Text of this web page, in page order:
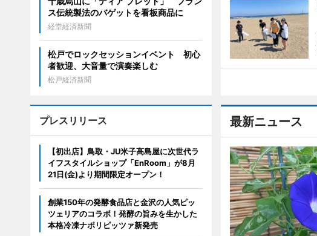
最新ニュース
ス伝統製法のバゲットを看板商品に
経堂経済新聞
松戸でロックセッションイベント 初心
者歓迎、大音量で演奏楽しむ
松戸経済新聞
プレスリリース
【初出店】鳥取・JU米子高島屋に次世代ラ
イフスタイルショップ「EnRoom」が8月
21日(金)より期間限定オープン！
創業150年の発酵食品店と金沢の人気ピッ
ツェリアのコラボ！発酵の旨みを生かした
本格冷凍ナポリピッツァ新発売